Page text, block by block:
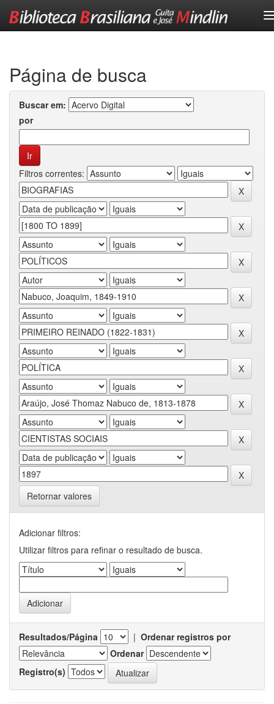
Página de busca
Buscar em:
por
Filtros correntes:
Retornar valores
Adicionar filtros:
Utilizar filtros para refinar o resultado de busca.
Resultados/Página | Ordenar registros por
Ordenar
Registro(s)